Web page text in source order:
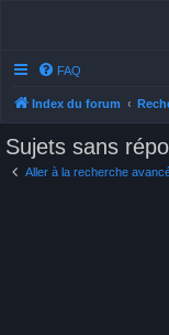
FAQ
Index du forum
Sujets sans
Aller à la recherche